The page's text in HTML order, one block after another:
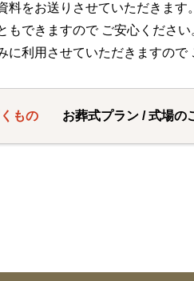
料をお送りさせていただきま
もできますので ご安心くださ
に利用させていただきますので
もの お葬式プラン / 式場の